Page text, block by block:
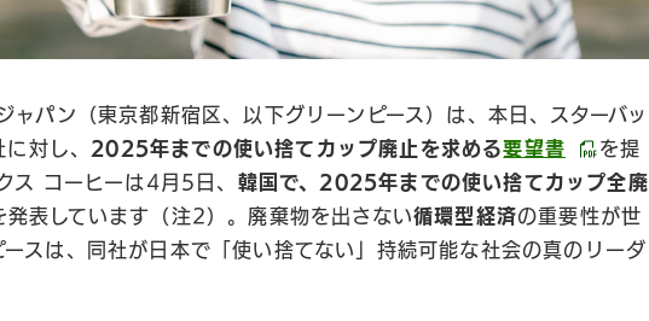
ャパン（東京都新宿区、以下グリーンピース）は、本日、スターバッ
対し、 2025年までの使い捨てカップ廃止を求める要望書
を提
ス コーヒーは4月5日、 韓国で、2025年までの使い捨てカップ全廃
表しています（注2）。廃棄物を出さない循環型経済の重要性が世
スは、同社が日本で「使い捨てない」持続可能な社会の真のリーダ